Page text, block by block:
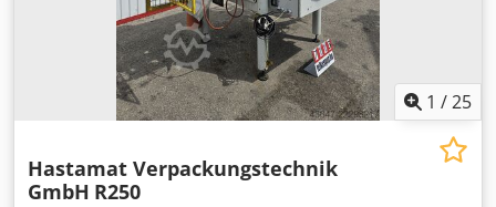
1 /25
Hastamat Verpackungstechnik
GmbH R250